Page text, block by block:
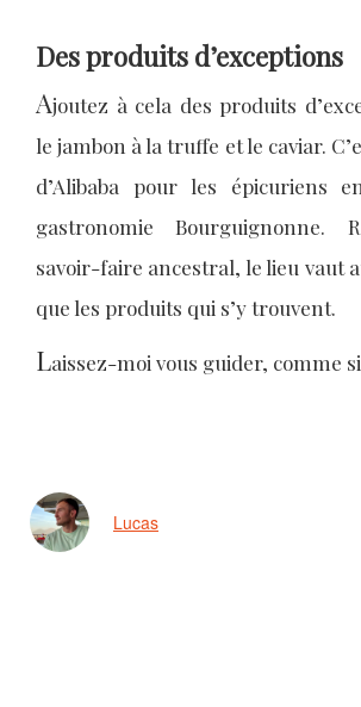
Des produits d’exceptions
Ajoutez à cela des produits
le jambon à la truffe et le caviar.
d’Alibaba pour les épicuriens
gastronomie Bourguignonne.
savoir-faire ancestral, le lieu vaut
que les produits qui s’y trouvent.
Laissez-moi vous guider, comme
Lucas